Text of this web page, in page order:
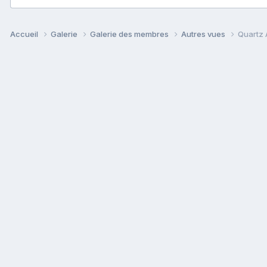
Accueil Galerie Galerie des membres Autres vues Quartz